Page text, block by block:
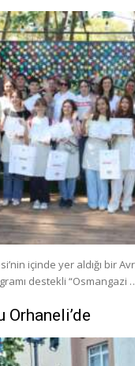
içinde yer aldığı bir
destekli “Osmangazi
Orhaneli’de